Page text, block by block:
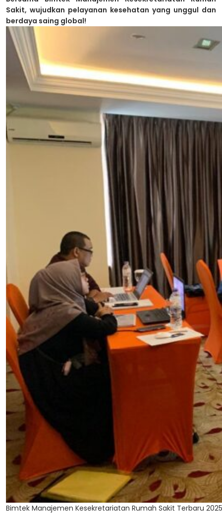
Sakit, wujudkan pelayanan kesehatan yang unggul dan
berdaya saing global!
Bimtek Manajemen Kesekretariatan Rumah Sakit Terbaru